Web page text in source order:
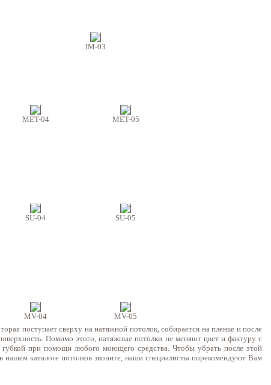
IM-03
MET-04 MET-05
SU-04 SU-05
MV-04
MV-05
поступает сверху на натяжной потолок, собирается на пленке и после
Помимо этого, натяжные потолки не меняют цвет и фактуру с
при помощи любого моющего средства. Чтобы убрать после этой
каталоге потолков звоните, наши специалисты порекомендуют Вам